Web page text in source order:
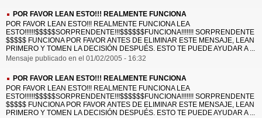
POR FAVOR LEAN ESTO!!! REALMENTE FUNCIONA
POR FAVOR LEAN ESTO!!! REALMENTE FUNCIONA LEA
ESTO!!!!!!$$$$$SORPRENDENTE!!!$$$$$$FUNCIONA!!!!!!! SORPRENDENTE
$$$$$ FUNCIONA POR FAVOR ANTES DE ELIMINAR ESTE MENSAJE, LEAN
PRIMERO Y TOMEN LA DECISIÓN DESPUÉS. ESTO TE PUEDE AYUDAR A ...
Mensaje publicado en el 01/02/2005 - 16:32
POR FAVOR LEAN ESTO!!! REALMENTE FUNCIONA
POR FAVOR LEAN ESTO!!! REALMENTE FUNCIONA LEA
ESTO!!!!!!$$$$$SORPRENDENTE!!!$$$$$$FUNCIONA!!!!!!! SORPRENDENTE
$$$$$ FUNCIONA POR FAVOR ANTES DE ELIMINAR ESTE MENSAJE, LEAN
PRIMERO Y TOMEN LA DECISIÓN DESPUÉS. ESTO TE PUEDE AYUDAR A ...